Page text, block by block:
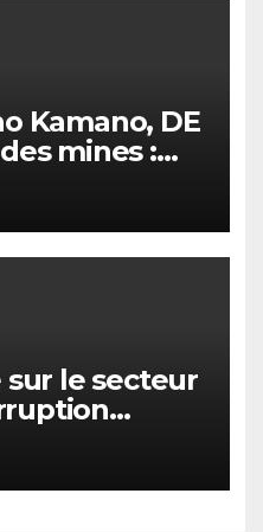
Kamano, DE
mines :
la
»
sur le secteur
»